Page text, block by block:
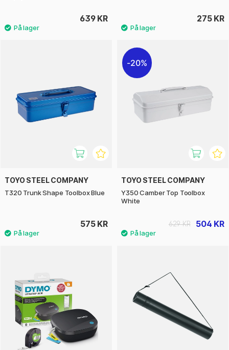
639 KR 275 KR
TOYO STEEL COMPANY
T320 Trunk Shape Toolbox Blue
575 KR
20%
TOYO STEEL COMPANY
Y350 Camber Top Toolbox
White
504 KR
629 KR